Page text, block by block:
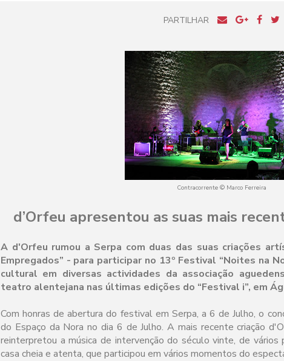
PARTILHAR
Contracorrente © Marco Ferreira
d’Orfeu apresentou as suas mais
A d'Orfeu rumou a Serpa com duas das suas criações
Empregados” - para participar no 13º Festival “Noites na
cultural em diversas actividades da associação
teatro alentejana nas últimas edições do “Festival i”, em
Com honras de abertura do festival em Serpa, a 6 de Julho, o
do Espaço da Nora no dia 6 de Julho. A mais recente criação
reinterpretou a música de intervenção do século vinte, de vários
casa cheia e atenta, que participou em vários momentos do